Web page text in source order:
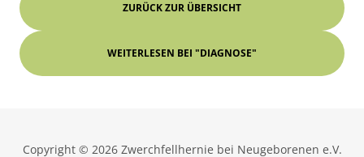
ZURÜCK ZUR ÜBERSICHT
WEITERLESEN BEI "DIAGNOSE"
Copyright © 2026 Zwerchfellhernie bei Neugeborenen e.V.